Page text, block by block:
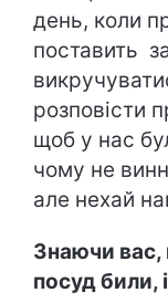
день, коли
поставить
розповісти
щоб у нас
чому не
але нехай
Знаючи вас,
посуд били,